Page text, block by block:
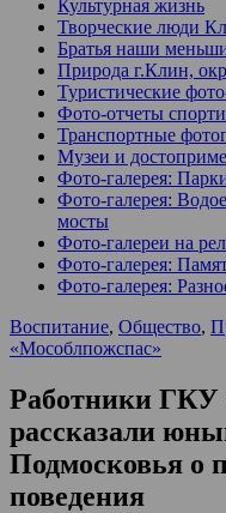
Культурная жизнь
Творческие люди
Братья наши
Природа г.Клин,
Туристические
Фото-отчеты
Транспортные
Музеи и
Фото-галерея:
Фото-галерея:
мосты
Фото-галереи на
Фото-галерея:
Фото-галерея:
Воспитание, Общество,
«Мособлпожспас»
Работники
рассказали
Подмосковья о
поведения